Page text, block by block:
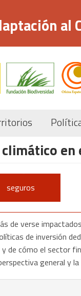
al
seguros
de verse
de inversión
de cómo el sector
general y la